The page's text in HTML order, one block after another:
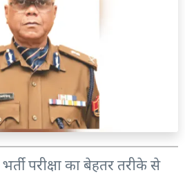
परीक्षा का बेहतर तरीके से